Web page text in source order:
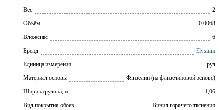
Вес
2
Объём
0.0068
Вложение
6
Бренд
Elysium
Единица измерения
рул
Материал основы
Флизелин (на флизелиновой основе)
Ширина рулона, м
1,06
Вид покрытия обоев
Винил горячего тиснения